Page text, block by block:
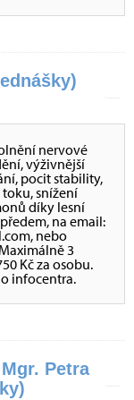
nervové
výživnější
pocit stability,
snížení
díky lesní
na email:
nebo
3
Kč za osobu.
infocentra.
Petra